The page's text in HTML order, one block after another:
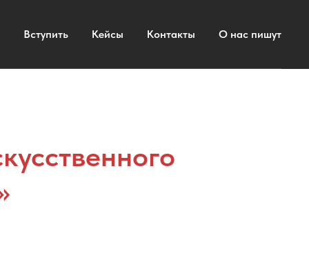
Вступить Кейсы Контакты О нас пишут